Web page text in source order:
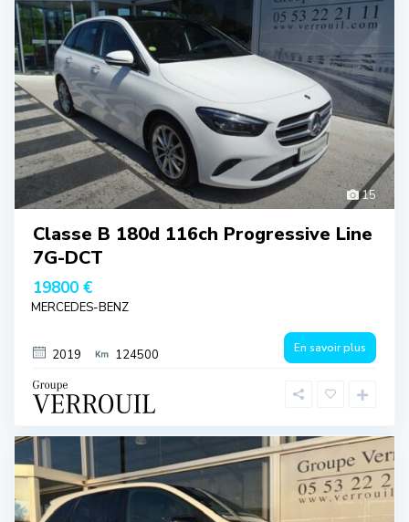
15
Classe B 180d 116ch Progressive Line
7G-DCT
19800 €
MERCEDES-BENZ
2019 124500 En savoir plus